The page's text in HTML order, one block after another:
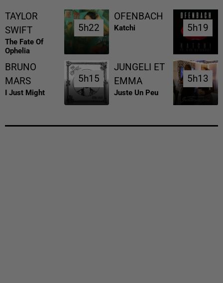
TAYLOR
SWIFT
The Fate Of
Ophelia
5h22
5h22
OFENBACH
Katchi 5h19
5h19
BRUNO
MARS
I Just Might
5h15
5h15
JUNGELI ET
EMMA
Juste Un Peu
5h13
5h13